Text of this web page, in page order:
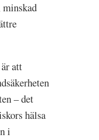
minskad
att
– det
hälsa
i